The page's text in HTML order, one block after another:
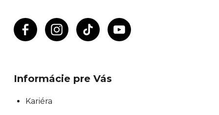
Informácie pre Vás
Kariéra